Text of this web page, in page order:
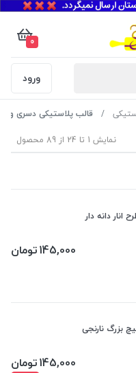
0
ورود
قالب پلاستیکی دسری و
نمایش 1 تا 24 از 89 محصول
انار دانه دار
145,000تومان
بزرگ نارنجی
145,000تومان